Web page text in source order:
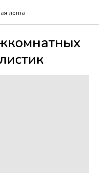
лента